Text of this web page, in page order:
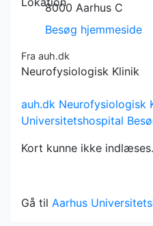
8000 Aarhus C
Besøg hjemmeside
Fra auh.dk
Neurofysiologisk Klinik
auh.dk Neurofysiologisk
Universitetshospital
Kort kunne ikke indlæses.
Gå til Aarhus